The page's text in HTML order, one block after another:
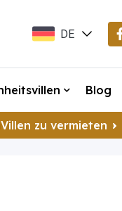
DE
TR Blog
zu vermieten